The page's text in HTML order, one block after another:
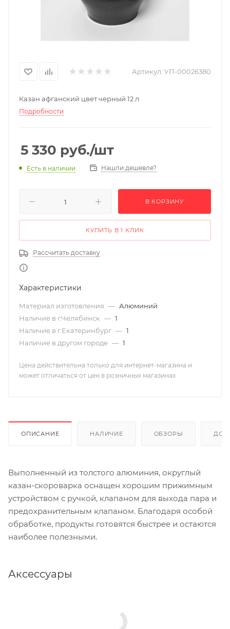
Артикул: УП-00026380
Казан афганский цвет черный 12 л
Подробности
5 330 руб./шт
Есть в наличии Нашли дешевле?
В КОРЗИНУ
КУПИТЬ В 1 КЛИК
Рассчитать доставку
Характеристики
Материал изготовления — Алюминий
Наличие в г.Челябинск — 1
Наличие в г.Екатеринбург — 1
Наличие в другом городе — 1
Цена действительна только для интернет-магазина и
может отличаться от цен в розничных магазинах
ОПИСАНИЕ НАЛИЧИЕ ОБЗОРЫ
Выполненный из толстого алюминия, округлый
казан-скороварка оснащен хорошим прижимным
устройством с ручкой, клапаном для выхода пара и
предохранительным клапаном. Благодаря особой
обработке, продукты готовятся быстрее и остаются
наиболее полезными.
Аксессуары